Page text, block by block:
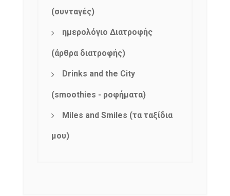
(συνταγές)
ημερολόγιο Διατροφής
(άρθρα διατροφής)
Drinks and the City
(smoothies - ροφήματα)
Miles and Smiles (τα ταξίδια
μου)